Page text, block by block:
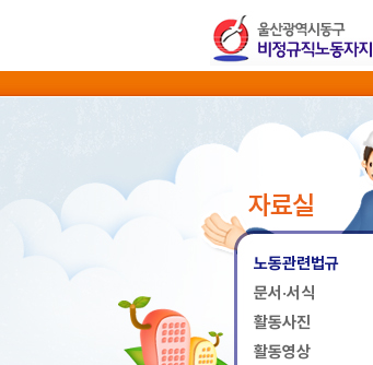
자료실
노동관련법규
문서·서식
활동사진
활동영상